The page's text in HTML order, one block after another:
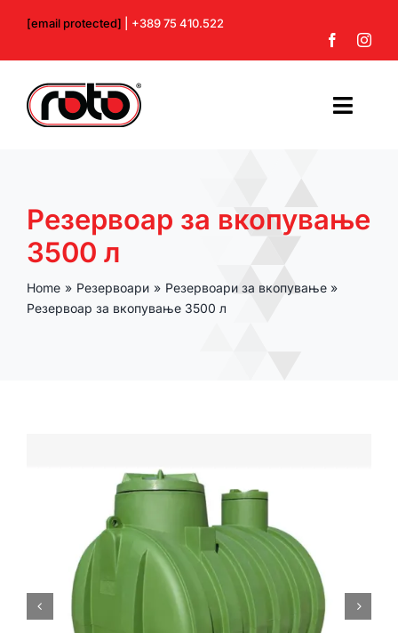
content
[email protected] | +389 75 410.522
За нас
Производи
Контакт
Резервоар за вкопување
3500 л
Home Резервоари
Резервоари за вкопување
Резервоар за вкопување 3500 л